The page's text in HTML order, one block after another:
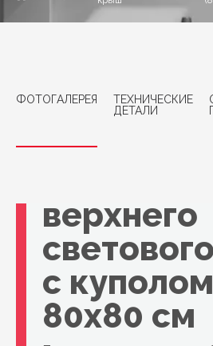
ФОТОГАЛЕРЕЯ
ТЕХНИЧЕСКИЕ
ДЕТАЛИ
Жалюзи
верхнего
с
80x80 см